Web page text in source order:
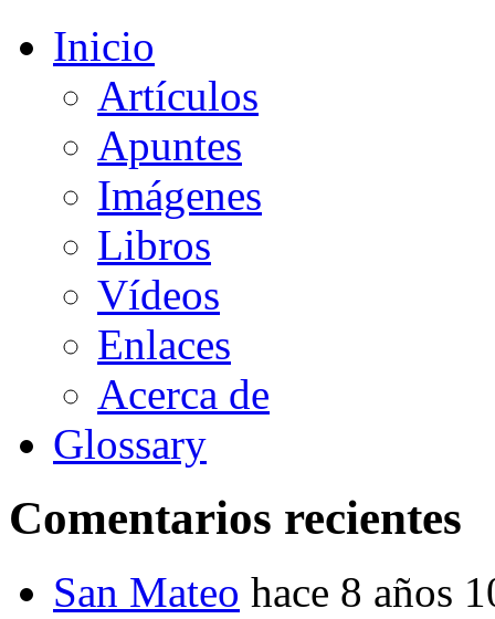
Inicio
Artículos
Apuntes
Imágenes
Libros
Vídeos
Enlaces
Acerca de
Glossary
Comentarios recientes
San Mateo hace 8 años